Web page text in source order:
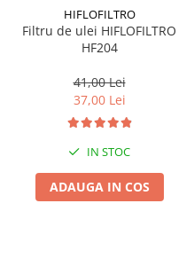
HIFLOFILTRO
Filtru de ulei HIFLOFILTRO
HF204
41,00 Lei
37,00 Lei
IN STOC
ADAUGA IN COS